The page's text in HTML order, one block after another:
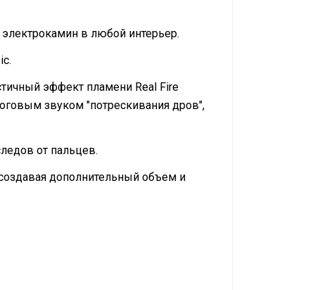
в любой интерьер.
эффект пламени Real Fire
звуком "потрескивания дров",
от пальцев.
дополнительный объем и